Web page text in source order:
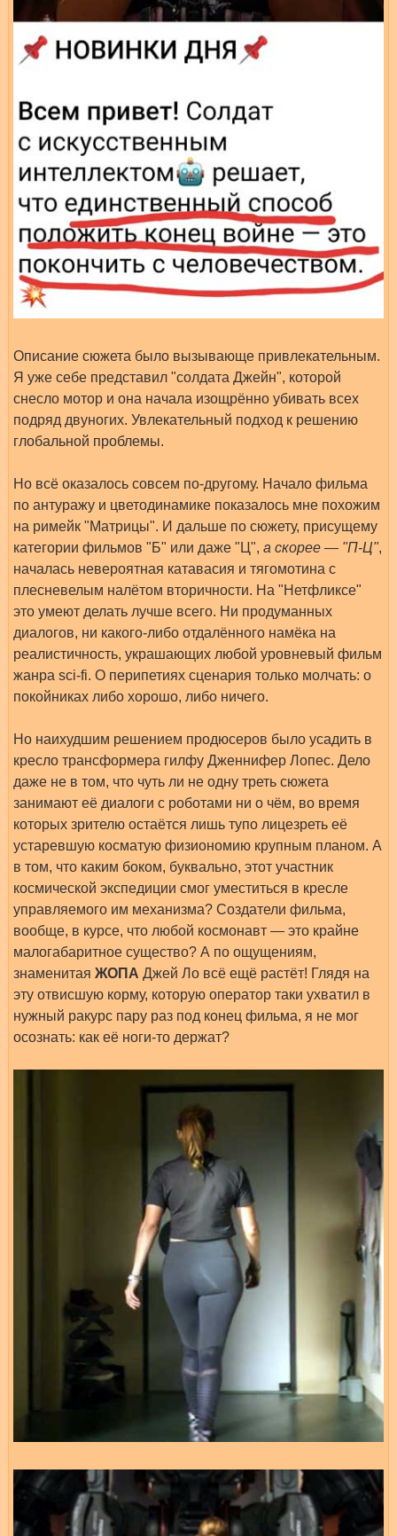
Описание сюжета было вызывающе привлекательным.
Я уже себе представил "солдата Джейн", которой
снесло мотор и она начала изощрённо убивать всех
подряд двуногих. Увлекательный подход к решению
глобальной проблемы.
Но всё оказалось совсем по-другому. Начало фильма
по антуражу и цветодинамике показалось мне похожим
на римейк "Матрицы". И дальше по сюжету, присущему
категории фильмов "Б" или даже "Ц", а скорее — "П-Ц",
началась невероятная катавасия и тягомотина с
плесневелым налётом вторичности. На "Нетфликсе"
это умеют делать лучше всего. Ни продуманных
диалогов, ни какого-либо отдалённого намёка на
реалистичность, украшающих любой уровневый фильм
жанра sci-fi. О перипетиях сценария только молчать: о
покойниках либо хорошо, либо ничего.
Но наихудшим решением продюсеров было усадить в
кресло трансформера гилфу Дженнифер Лопес. Дело
даже не в том, что чуть ли не одну треть сюжета
занимают её диалоги с роботами ни о чём, во время
которых зрителю остаётся лишь тупо лицезреть её
устаревшую косматую физиономию крупным планом. А
в том, что каким боком, буквально, этот участник
космической экспедиции смог уместиться в кресле
управляемого им механизма? Создатели фильма,
вообще, в курсе, что любой космонавт — это крайне
малогабаритное существо? А по ощущениям,
знаменитая ЖОПА Джей Ло всё ещё растёт! Глядя на
эту отвисшую корму, которую оператор таки ухватил в
нужный ракурс пару раз под конец фильма, я не мог
осознать: как её ноги-то держат?